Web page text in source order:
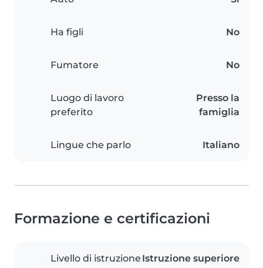
Ha figli No
Fumatore No
Luogo di lavoro
preferito
Presso la
famiglia
Lingue che parlo Italiano
Formazione e certificazioni
Livello di istruzione Istruzione superiore